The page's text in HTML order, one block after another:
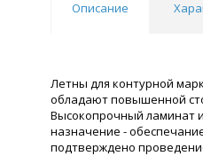
Описание
Летны для контурной
обладают повышенной
Высокопрочный ламинат
назначение -
подтверждено